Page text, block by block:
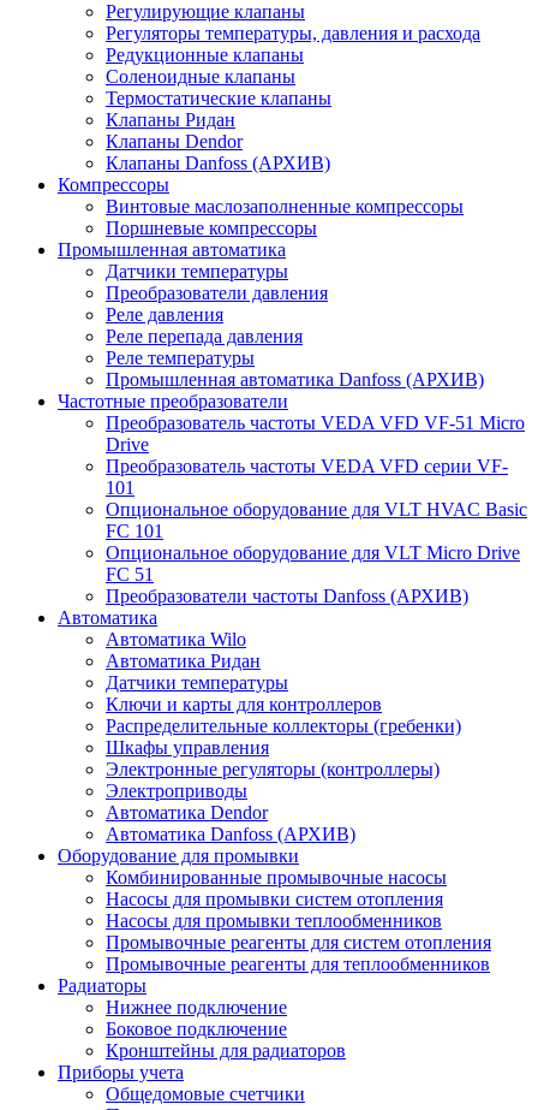
Регулирующие клапаны
Регуляторы температуры, давления и расхода
Редукционные клапаны
Соленоидные клапаны
Термостатические клапаны
Клапаны Ридан
Клапаны Dendor
Клапаны Danfoss (АРХИВ)
Компрессоры
Винтовые маслозаполненные компрессоры
Поршневые компрессоры
Промышленная автоматика
Датчики температуры
Преобразователи давления
Реле давления
Реле перепада давления
Реле температуры
Промышленная автоматика Danfoss (АРХИВ)
Частотные преобразователи
Преобразователь частоты VEDA VFD VF-51 Micro
Drive
Преобразователь частоты VEDA VFD серии VF-
101
Опциональное оборудование для VLT HVAC Basic
FC 101
Опциональное оборудование для VLT Micro Drive
FC 51
Преобразователи частоты Danfoss (АРХИВ)
Автоматика
Автоматика Wilo
Автоматика Ридан
Датчики температуры
Ключи и карты для контроллеров
Распределительные коллекторы (гребенки)
Шкафы управления
Электронные регуляторы (контроллеры)
Электроприводы
Автоматика Dendor
Автоматика Danfoss (АРХИВ)
Оборудование для промывки
Комбинированные промывочные насосы
Насосы для промывки систем отопления
Насосы для промывки теплообменников
Промывочные реагенты для систем отопления
Промывочные реагенты для теплообменников
Радиаторы
Нижнее подключение
Боковое подключение
Кронштейны для радиаторов
Приборы учета
Общедомовые счетчики